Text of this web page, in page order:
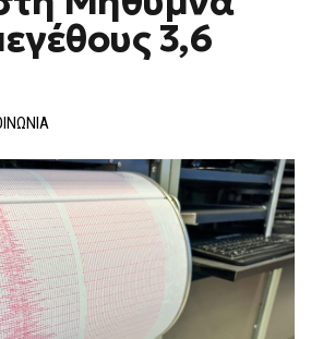
ΣΤΗ
ΜΉΘΥΜΝΑ
ΛΈΣΒΟΥ
ΜΕΓΈΘΟΥΣ
3,6